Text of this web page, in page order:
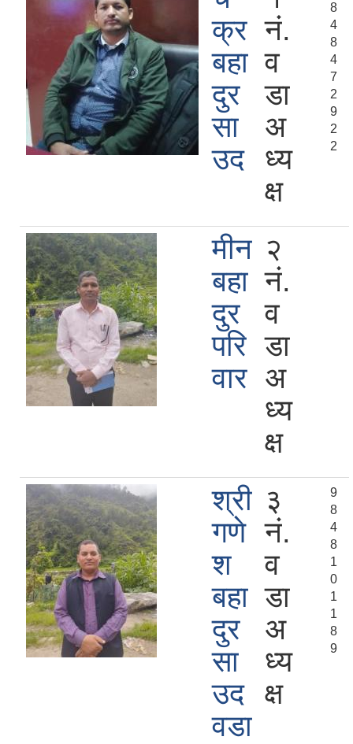
क्र
बहा
दुर
सा
उद
नं.
व
डा
अ
ध्य
क्ष
8
4
8
4
7
2
9
2
2
मीन
बहा
दुर
परि
वार
२
नं.
व
डा
अ
ध्य
क्ष
श्री
गणे
श
बहा
दुर
सा
उद
वडा
३
नं.
व
डा
अ
ध्य
क्ष
9
8
4
8
1
0
1
1
8
9